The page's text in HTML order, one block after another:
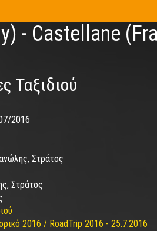
- Castellane
Ταξιδιού
2016
Στράτος
Στράτος
2016 / RoadTrip 2016 - 25.7.2016